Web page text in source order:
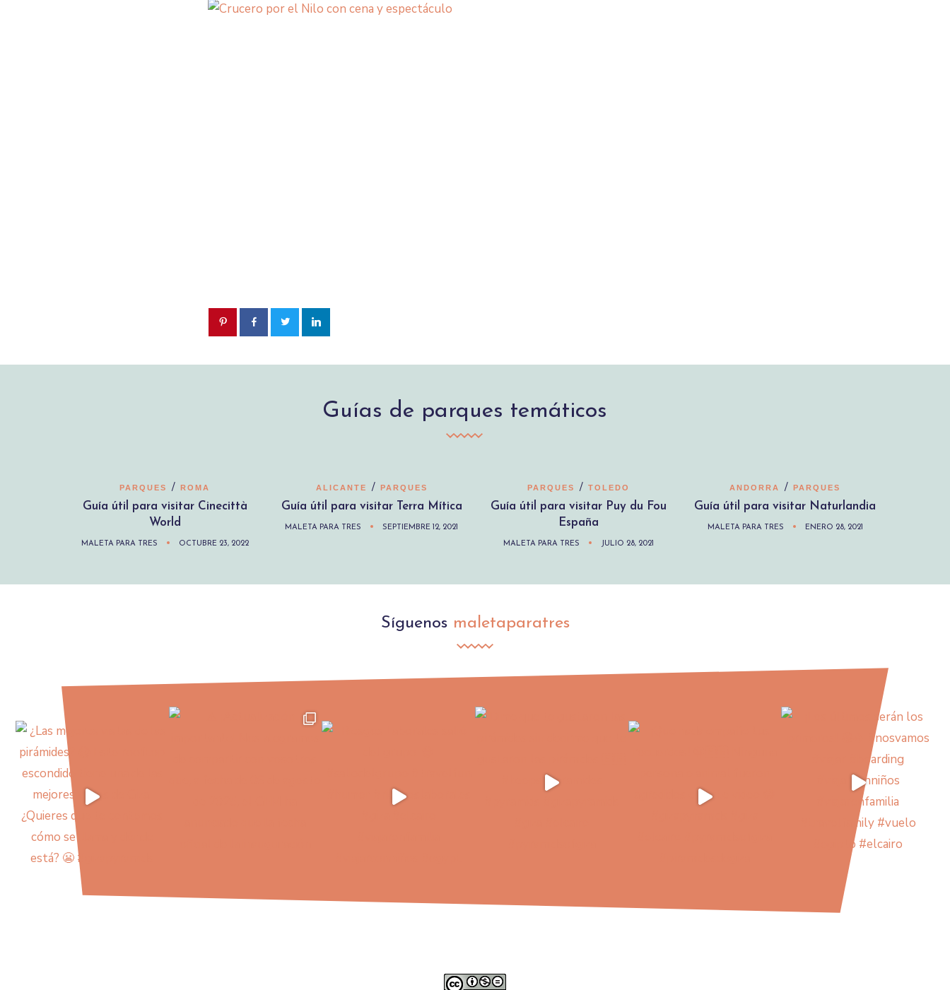
Guías de parques temáticos
PARQUES / ROMA
Guía útil para visitar Cinecittà
World
MALETA PARA TRES OCTUBRE 23, 2022
ALICANTE / PARQUES
Guía útil para visitar Terra Mítica
MALETA PARA TRES SEPTIEMBRE 12, 2021
PARQUES / TOLEDO
Guía útil para visitar Puy du Fou
España
MALETA PARA TRES JULIO 28, 2021
ANDORRA / PARQUES
Guía útil para visitar Naturlandia
MALETA PARA TRES ENERO 28, 2021
Síguenos maletaparatres